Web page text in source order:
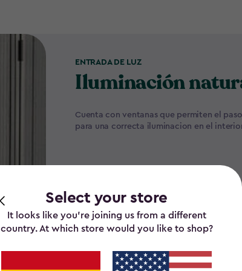
Select your store
It looks like you’re joining us from a different
country. At which store would you like to shop?
ENTRADA DE LUZ
Iluminación
Cuenta con ventanas que permiten el
para una correcta iluminacion en el